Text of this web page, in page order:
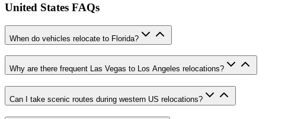
United States FAQs
When do vehicles relocate to Florida?
Why are there frequent Las Vegas to Los Angeles relocations?
Can I take scenic routes during western US relocations?